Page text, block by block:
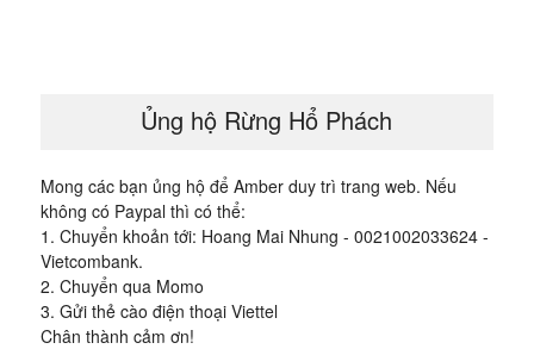
Ủng hộ Rừng Hổ Phách
Mong các bạn ủng hộ để Amber duy trì trang web. Nếu
không có Paypal thì có thể:
1. Chuyển khoản tới: Hoang Mai Nhung - 0021002033624 -
Vietcombank.
2. Chuyển qua Momo
3. Gửi thẻ cào điện thoại Viettel
Chân thành cảm ơn!